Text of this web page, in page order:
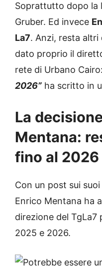
Soprattutto dopo la
Gruber. Ed invece
La7. Anzi, resta altri
dato proprio il
rete di Urbano Cairo:
2026” ha scritto in
La
Mentana:
fino al 2026
Con un post sui
Enrico Mentana ha
direzione del TgLa7
2025 e 2026.